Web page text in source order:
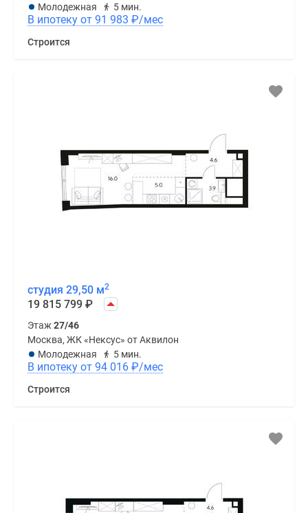
Молодежная
5 мин.
В ипотеку от 91 983 ₽/мес
Строится
студия 29,50 м2
19 815 799 ₽
Этаж 27/46
Москва, ЖК «Нексус» от Аквилон
Молодежная
5 мин.
В ипотеку от 94 016 ₽/мес
Строится